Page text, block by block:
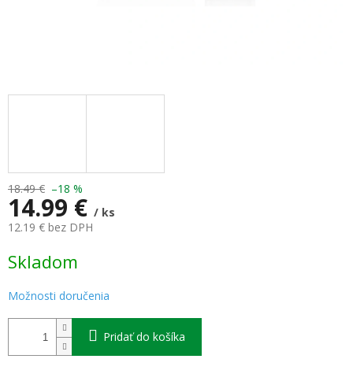
18.49 € –18 %
14.99 € / ks
12.19 € bez DPH
cena:
Skladom
Možnosti doručenia
Pridať do košíka